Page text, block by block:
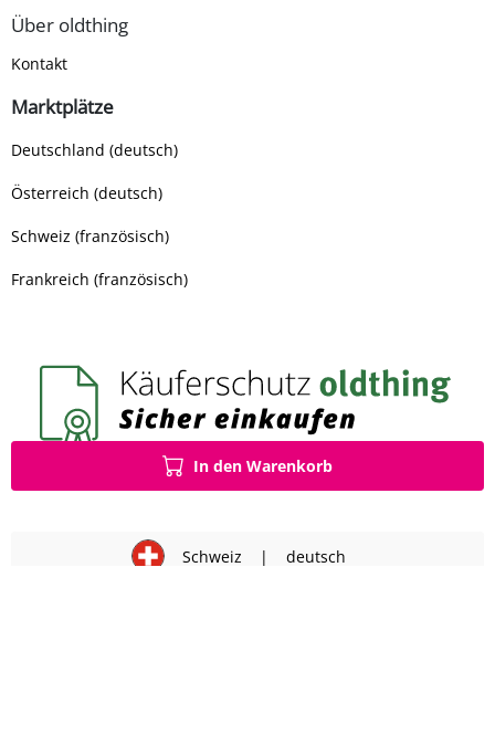
In den Warenkorb
Über oldthing
Kontakt
Marktplätze
Deutschland (deutsch)
Österreich (deutsch)
Schweiz (französisch)
Frankreich (französisch)
Schweiz | deutsch